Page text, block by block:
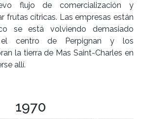
flujo de comercialización y
frutas cítricas. Las empresas están
se está volviendo demasiado
el centro de Perpignan y los
la tierra de Mas Saint-Charles en
allí.
1970